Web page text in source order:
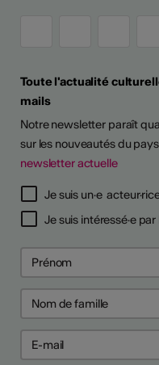
D'ARTISTES
Toute l'actualité
mails
Notre newsletter paraît
sur les nouveautés du
newsletter actuelle
Je suis un·e
Je suis intéressé·e